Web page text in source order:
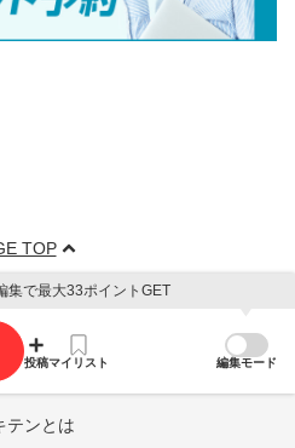
TOP
集で最大33ポイントGET
投稿マイリスト 編集モード
テンとは